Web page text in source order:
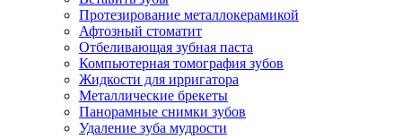
Протезирование металлокерамикой
Афтозный стоматит
Отбеливающая зубная паста
Компьютерная томография зубов
Жидкости для ирригатора
Металлические брекеты
Панорамные снимки зубов
Удаление зуба мудрости